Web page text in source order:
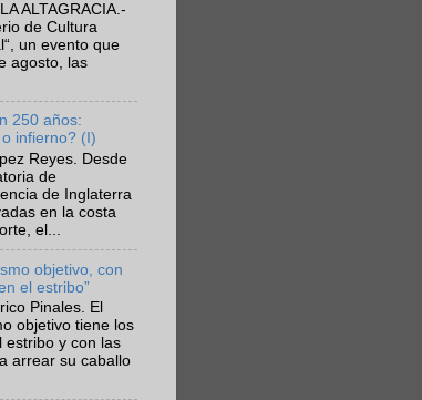
ALTAGRACIA.-
de Cultura
un evento que
agosto, las
250 años:
infierno? (I)
Reyes. Desde
de
de Inglaterra
en la costa
el...
objetivo, con
el estribo”
Pinales. El
objetivo tiene los
estribo y con las
arrear su caballo